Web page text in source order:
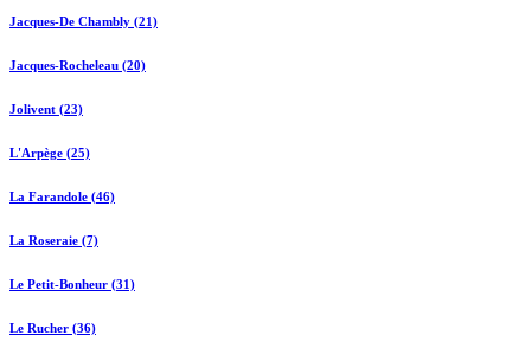
Jacques-De Chambly (21)
Jacques-Rocheleau (20)
Jolivent (23)
L'Arpège (25)
La Farandole (46)
La Roseraie (7)
Le Petit-Bonheur (31)
Le Rucher (36)